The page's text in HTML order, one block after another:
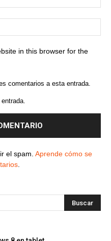
in this browser for the
comentarios a esta entrada.
el spam. Aprende cómo se